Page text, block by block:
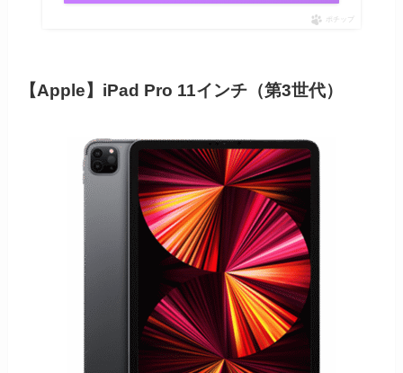
ポチップ
【Apple】iPad Pro 11インチ（第3世代）